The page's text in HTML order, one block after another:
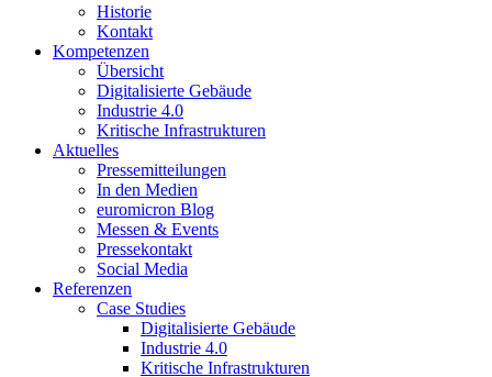
Historie
Kontakt
Kompetenzen
Übersicht
Digitalisierte Gebäude
Industrie 4.0
Kritische Infrastrukturen
Aktuelles
Pressemitteilungen
In den Medien
euromicron Blog
Messen & Events
Pressekontakt
Social Media
Referenzen
Case Studies
Digitalisierte Gebäude
Industrie 4.0
Kritische Infrastrukturen